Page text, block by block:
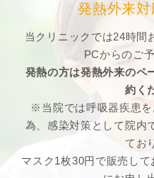
発熱外来
当クリニックでは24時間
PCからのご
発熱の方は発熱外来のペ
約く
※当院では呼吸器疾患
為、感染対策として院内
てお
マスク1枚30円で販売し